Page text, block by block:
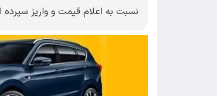
نسبت به اعلام قیمت و واریز سپرده